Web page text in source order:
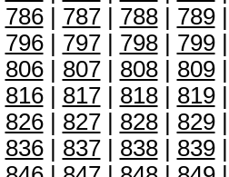
786| 787| 788| 789|
796| 797| 798| 799|
806| 807| 808| 809|
816| 817| 818| 819|
826| 827| 828| 829|
836| 837| 838| 839|